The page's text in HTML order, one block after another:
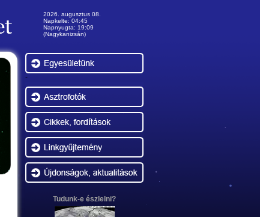
2026. augusztus 08.
Napkelte: 04:45
Napnyugta: 19:09
(Nagykanizsán)
-
Tudunk-e észlelni?